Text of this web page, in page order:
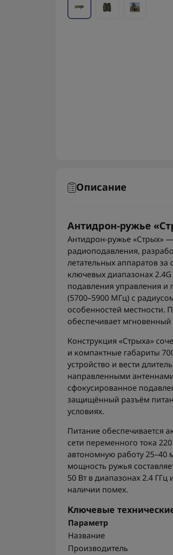
Описание
Антидрон-ружье
Антидрон-ружье «Стрых»
радиоподавления,
летательных аппаратов
ключевых диапазонах
подавления управления и
(5700–5900 МГц) с
особенностей местности.
обеспечивает мгновенный
Конструкция «Стрыха»
и компактные габариты
устройство и вести
направленными
сфокусированное
защищённый разъём
условиях.
Питание обеспечивается
сети переменного тока
автономную работу 25–40
мощность ружья
50 Вт в диапазонах 2.4
наличии помех.
Ключевые
Параметр
Название
Производитель